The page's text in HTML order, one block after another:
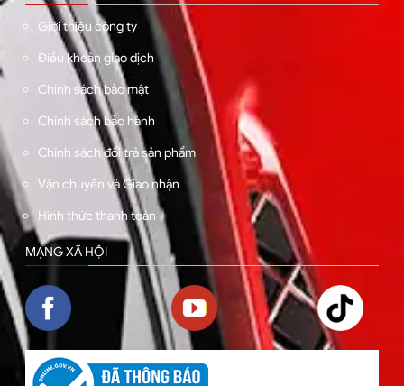
Giới thiệu công ty
Điều khoản giao dịch
Chính sách bảo mật
Chính sách bảo hành
Chính sách đổi trả sản phẩm
Vận chuyển và Giao nhận
Hình thức thanh toán
MẠNG XÃ HỘI